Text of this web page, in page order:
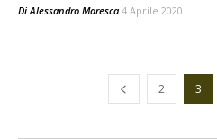
Di Alessandro Maresca 4 Aprile 2020
2 3